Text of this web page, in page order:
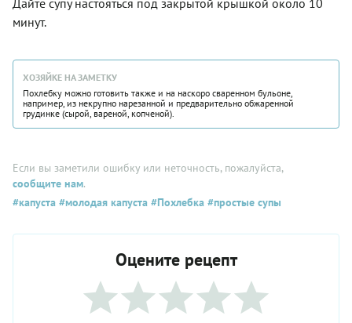
Дайте супу настояться под закрытой крышкой около 10
минут.
ХОЗЯЙКЕ НА ЗАМЕТКУ
Похлебку можно готовить также и на наскоро сваренном бульоне,
например, из некрупно нарезанной и предварительно обжаренной
грудинке (сырой, вареной, копченой).
Если вы заметили ошибку или неточность, пожалуйста,
сообщите нам.
#капуста #молодая капуста #Похлебка #простые супы
Оцените рецепт